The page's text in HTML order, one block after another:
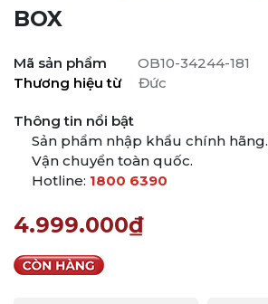
BOX
Mã sản phẩm
OB10-34244-181
Thương hiệu từ
Đức
Thông tin nổi bật
Sản phẩm nhập khẩu chính hãng.
Vận chuyển toàn quốc.
Hotline: 1800 6390
4.999.000₫